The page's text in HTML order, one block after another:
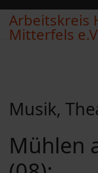
Arbeitskreis
Mitterfels
Musik,
Mühlen